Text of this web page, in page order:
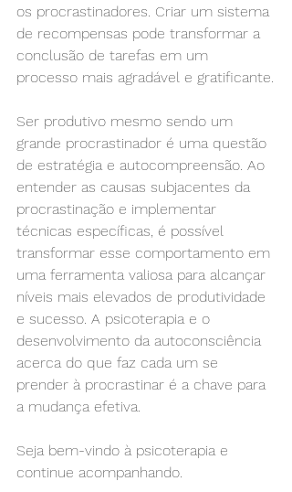
os procrastinadores. Criar um sistema
de recompensas pode transformar a
conclusão de tarefas em um
processo mais agradável e gratificante.
Ser produtivo mesmo sendo um
grande procrastinador é uma questão
de estratégia e autocompreensão. Ao
entender as causas subjacentes da
procrastinação e implementar
técnicas específicas, é possível
transformar esse comportamento em
uma ferramenta valiosa para alcançar
níveis mais elevados de produtividade
e sucesso. A psicoterapia e o
desenvolvimento da autoconsciência
acerca do que faz cada um se
prender à procrastinar é a chave para
a mudança efetiva.
Seja bem-vindo à psicoterapia e
continue acompanhando.